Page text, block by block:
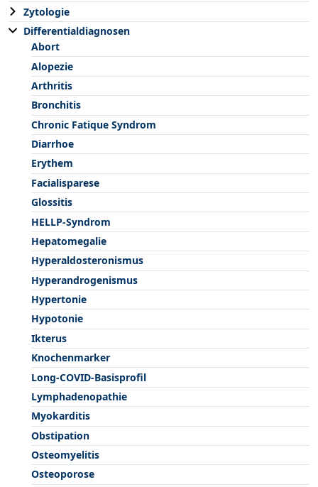
Zytologie
Differentialdiagnosen
Abort
Alopezie
Arthritis
Bronchitis
Chronic Fatique Syndrom
Diarrhoe
Erythem
Facialisparese
Glossitis
HELLP-Syndrom
Hepatomegalie
Hyperaldosteronismus
Hyperandrogenismus
Hypertonie
Hypotonie
Ikterus
Knochenmarker
Long-COVID-Basisprofil
Lymphadenopathie
Myokarditis
Obstipation
Osteomyelitis
Osteoporose